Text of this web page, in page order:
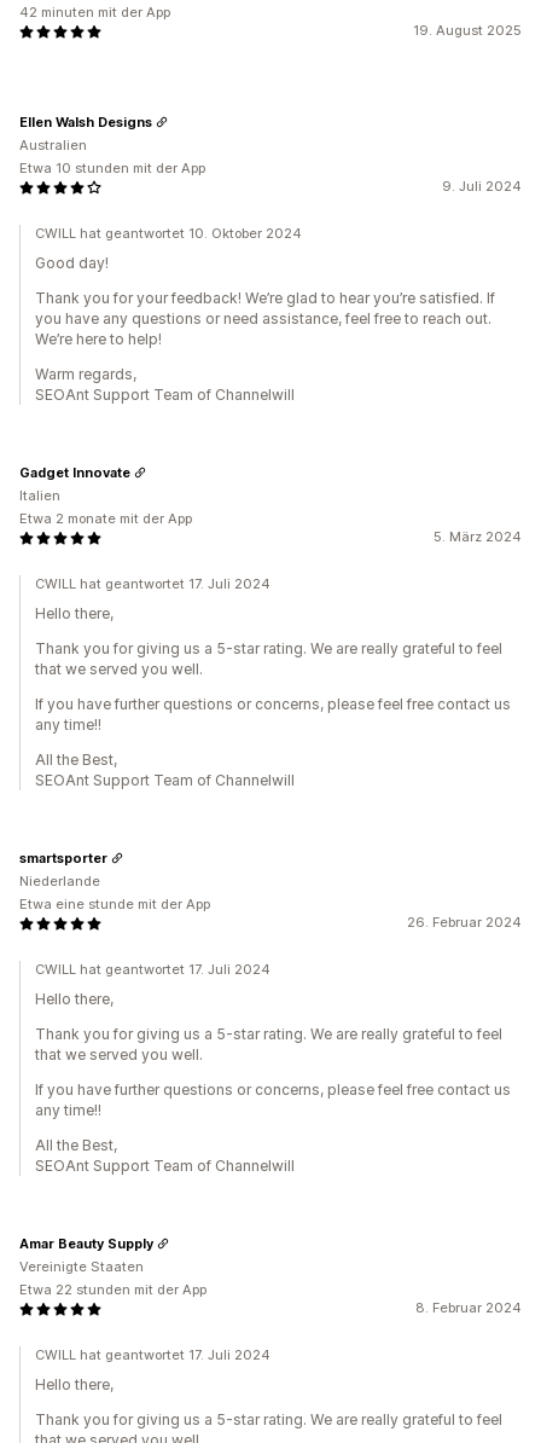
19. August 2025
42 minuten mit der App
9. Juli 2024
Ellen Walsh Designs
Australien
Etwa 10 stunden mit der App
CWILL hat geantwortet 10. Oktober 2024
Good day!
Thank you for your feedback! We’re glad to hear you’re satisfied. If
you have any questions or need assistance, feel free to reach out.
We’re here to help!
Warm regards,
SEOAnt Support Team of Channelwill
5. März 2024
Gadget Innovate
Italien
Etwa 2 monate mit der App
CWILL hat geantwortet 17. Juli 2024
Hello there,
Thank you for giving us a 5-star rating. We are really grateful to feel
that we served you well.
If you have further questions or concerns, please feel free contact us
any time!!
All the Best,
SEOAnt Support Team of Channelwill
26. Februar 2024
smartsporter
Niederlande
Etwa eine stunde mit der App
CWILL hat geantwortet 17. Juli 2024
Hello there,
Thank you for giving us a 5-star rating. We are really grateful to feel
that we served you well.
If you have further questions or concerns, please feel free contact us
any time!!
All the Best,
SEOAnt Support Team of Channelwill
8. Februar 2024
Amar Beauty Supply
Vereinigte Staaten
Etwa 22 stunden mit der App
CWILL hat geantwortet 17. Juli 2024
Hello there,
Thank you for giving us a 5-star rating. We are really grateful to feel